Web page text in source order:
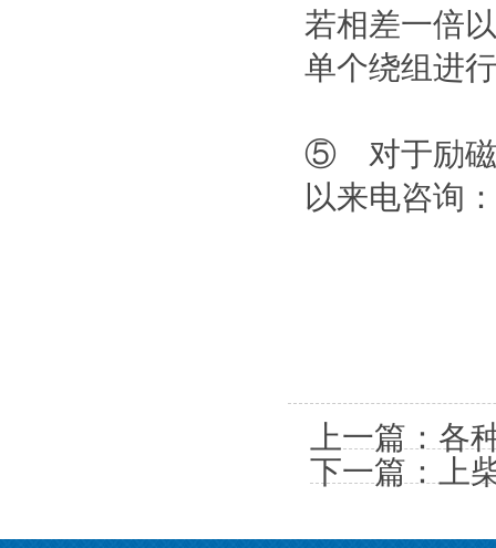
若相差一倍
单个绕组进
⑤ 对于励磁
以来电咨询
上一篇： 各
下一篇：
上